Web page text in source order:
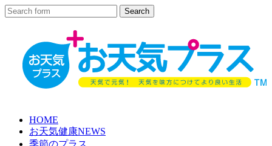
HOME
お天気健康NEWS
季節のプラス